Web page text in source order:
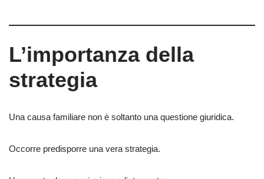
L’importanza della
strategia
Una causa familiare non è soltanto una questione giuridica.
Occorre predisporre una vera strategia.